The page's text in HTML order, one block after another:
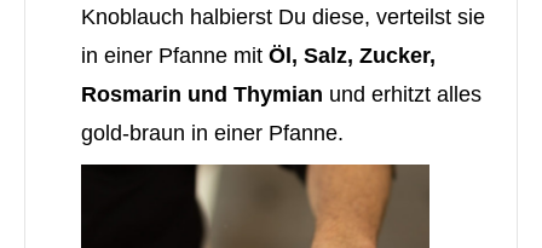
Knoblauch halbierst Du diese, verteilst sie
in einer Pfanne mit Öl, Salz, Zucker,
Rosmarin und Thymian und erhitzt alles
gold-braun in einer Pfanne.